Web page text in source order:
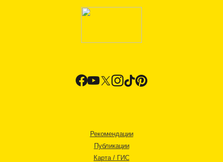
Рекомендации
Публикации
Карта / ГИС